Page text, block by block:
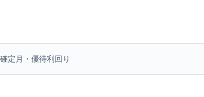
定月・優待利回り